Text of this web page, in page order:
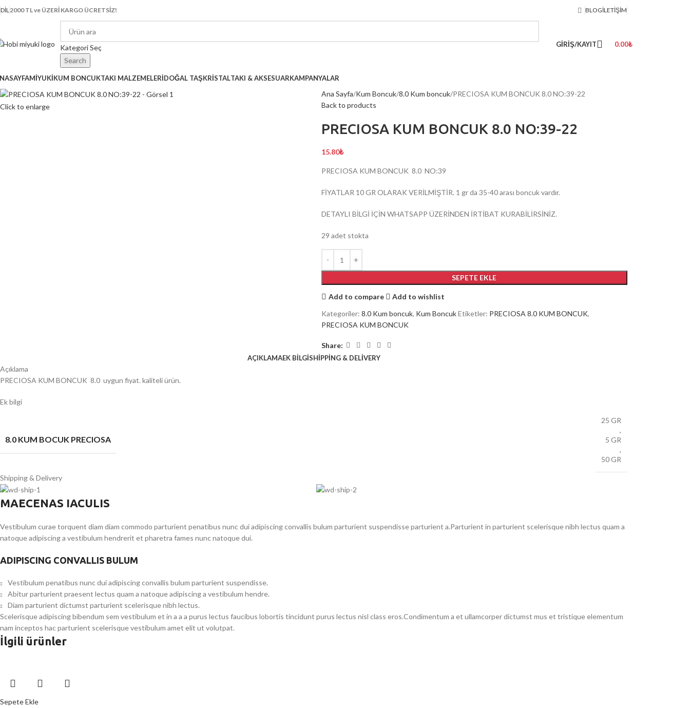
DIL2000 TL ve ÜZERİ KARGO ÜCRETSİZ! BLOGİLETIŞIM
Kategori Seç
Search
GIRIŞ/KAYIT 0.00₺
MİYUKİKUM BONCUKTAKI MALZEMELERİDOĞAL TAŞKRİSTALTAKI & AKSESUARKAMPANYALAR
Click to enlarge
Ana Sayfa Kum Boncuk 8.0 Kum boncuk PRECIOSA KUM BONCUK 8.0 NO:39-22
Back to products
PRECIOSA KUM BONCUK 8.0 NO:39-22
15.80₺
PRECIOSA KUM BONCUK 8.0 NO:39
FİYATLAR 10 GR OLARAK VERİLMİŞTİR. 1 gr da 35-40 arası boncuk vardır.
DETAYLI BİLGİ İÇİN WHATSAPP ÜZERİNDEN İRTİBAT KURABİLİRSİNİZ.
29 adet stokta
SEPETE EKLE
Add to compare
Add to wishlist
Kategoriler: 8.0 Kum boncuk, Kum BoncukEtiketler: PRECIOSA 8.0 KUM BONCUK,
PRECIOSA KUM BONCUK
Share:
AÇIKLAMAEK BILGISHIPPING & DELIVERY
Açıklama
PRECIOSA KUM BONCUK 8.0 uygun fiyat. kaliteli ürün.
Ek bilgi
8.0 KUM BOCUK PRECIOSA
25 GR
,
5 GR
,
50 GR
Shipping & Delivery
MAECENAS IACULIS
Vestibulum curae torquent diam diam commodo parturient penatibus nunc dui adipiscing convallis bulum parturient suspendisse parturient a.Parturient in parturient scelerisque nibh lectus quam a
natoque adipiscing a vestibulum hendrerit et pharetra fames nunc natoque dui.
ADIPISCING CONVALLIS BULUM
Vestibulum penatibus nunc dui adipiscing convallis bulum parturient suspendisse.
Abitur parturient praesent lectus quam a natoque adipiscing a vestibulum hendre.
Diam parturient dictumst parturient scelerisque nibh lectus.
Scelerisque adipiscing bibendum sem vestibulum et in a a a purus lectus faucibus lobortis tincidunt purus lectus nisl class eros.Condimentum a et ullamcorper dictumst mus et tristique elementum
nam inceptos hac parturient scelerisque vestibulum amet elit ut volutpat.
İlgili ürünler
Sepete Ekle